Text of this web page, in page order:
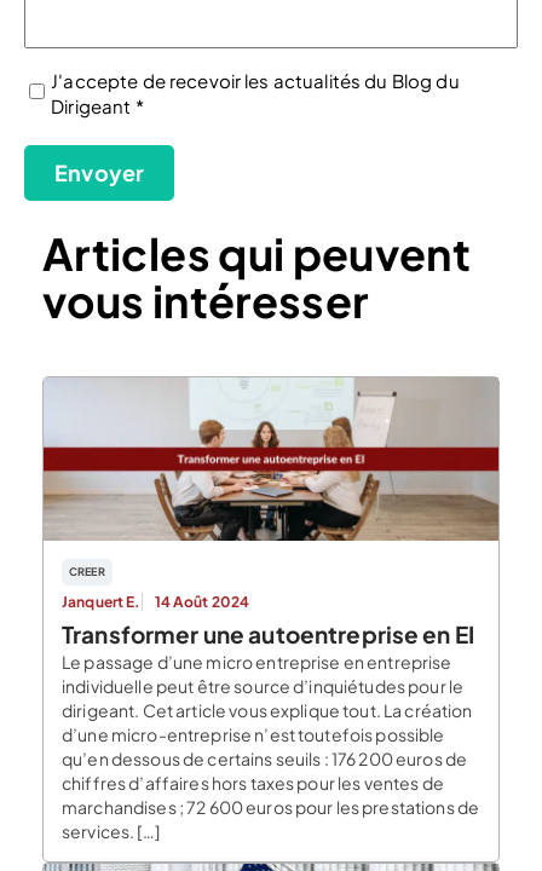
(Nécessaire)
J'accepte de recevoir les actualités du Blog du
Dirigeant *
Envoyer
Articles qui peuvent
vous intéresser
CREER
Janquert E. 14 Août 2024
Transformer une autoentreprise en EI
Le passage d’une micro entreprise en entreprise
individuelle peut être source d’inquiétudes pour le
dirigeant. Cet article vous explique tout. La création
d’une micro-entreprise n’est toutefois possible
qu’en dessous de certains seuils : 176 200 euros de
chiffres d’affaires hors taxes pour les ventes de
marchandises ; 72 600 euros pour les prestations de
services. […]